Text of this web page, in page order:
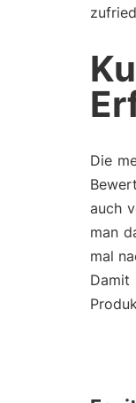
Die
auch
man
mal
Damit